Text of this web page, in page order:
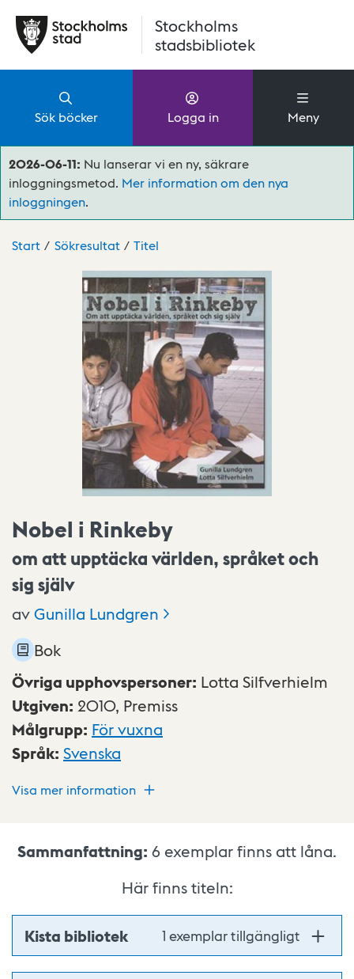
Stockholms
stadsbibliotek
Sök böcker Logga in Meny
2026-06-11: Nu lanserar vi en ny, säkrare
inloggningsmetod. Mer information om den nya
inloggningen.
Start Sökresultat Titel
Nobel i Rinkeby
om att upptäcka världen, språket och
sig själv
avGunilla Lundgren
Bok
Övriga upphovspersoner: Lotta Silfverhielm
Utgiven: 2010, Premiss
Målgrupp: För vuxna
Språk: Svenska
Visa mer information
Sammanfattning: 6 exemplar finns att låna.
Här finns titeln:
Kista bibliotek 1 exemplar tillgängligt